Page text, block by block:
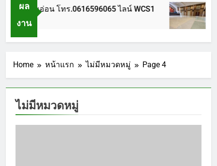
ผล
งาน
พื้นหินอ่อน โทร.0616596065 ไลน์ WCS1 บท
1 ปี
Home หน้าแรก ไม่มีหมวดหมู่ Page 4
ไม่มีหมวดหมู่